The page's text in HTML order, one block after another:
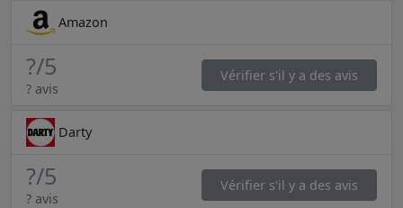
Amazon
?/5
? avis
Vérifier s'il y a des avis
Darty
?/5
? avis
Vérifier s'il y a des avis